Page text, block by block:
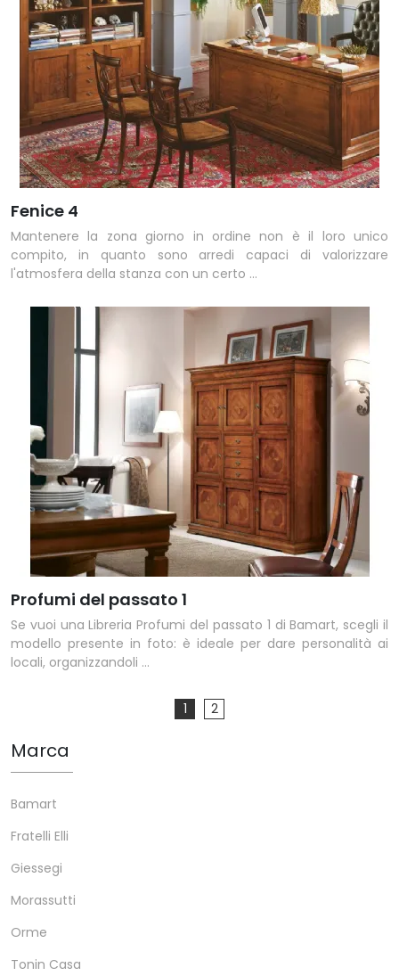
Fenice 4
Mantenere la zona giorno in ordine non è il loro unico
compito, in quanto sono arredi capaci di valorizzare
l'atmosfera della stanza con un certo ...
Profumi del passato 1
Se vuoi una Libreria Profumi del passato 1 di Bamart, scegli il
modello presente in foto: è ideale per dare personalità ai
locali, organizzandoli ...
1 2
Marca
Bamart
Fratelli Elli
Giessegi
Morassutti
Orme
Tonin Casa